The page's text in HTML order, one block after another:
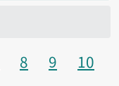
8 9
10